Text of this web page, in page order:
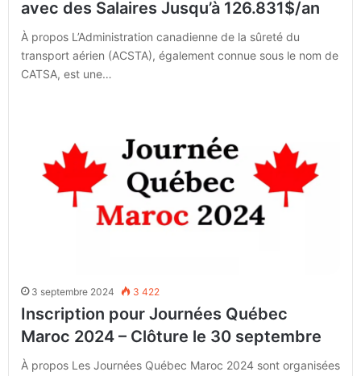
avec des Salaires Jusqu’à 126.831$/an
À propos L’Administration canadienne de la sûreté du
transport aérien (ACSTA), également connue sous le nom de
CATSA, est une…
3 septembre 2024 3 422
Inscription pour Journées Québec
Maroc 2024 – Clôture le 30 septembre
À propos Les Journées Québec Maroc 2024 sont organisées